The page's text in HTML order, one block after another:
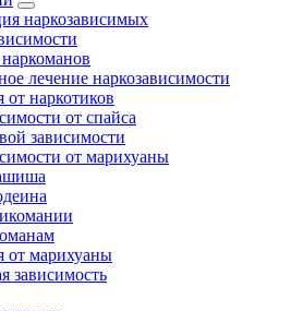
наркозависимых
лечение наркозависимости
от наркотиков
от спайса
зависимости
от марихуаны
от марихуаны
зависимость